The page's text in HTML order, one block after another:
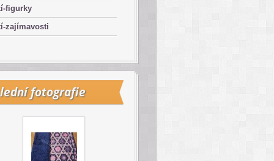
figurky
zajímavosti
fotografie